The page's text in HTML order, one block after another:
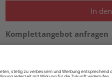
In
Komplettangebot anfragen